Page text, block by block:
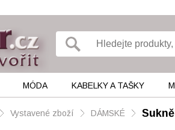
MÓDA KABELKY A TAŠKY
Vystavené zboží DÁMSKÉ Sukně